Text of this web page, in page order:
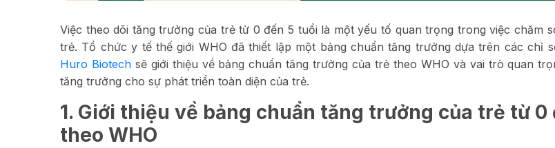
Việc theo dõi tăng trưởng của trẻ từ 0 đến 5 tuổi là một yếu tố quan trọng trong việc chăm
trẻ. Tổ chức y tế thế giới WHO đã thiết lập một bảng chuẩn tăng trưởng dựa trên các chỉ
Huro Biotechsẽ giới thiệu về bảng chuẩn tăng trưởng của trẻ theo WHO và vai trò quan
tăng trưởng cho sự phát triển toàn diện của trẻ.
1. Giới thiệu về bảng chuẩn tăng trưởng của trẻ từ 0
theo WHO